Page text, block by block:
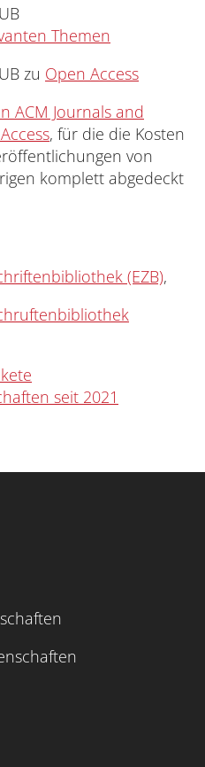
Themen
zu Open Access
ACM Journals and
, für die die Kosten
von
komplett abgedeckt
(EZB),
seit 2021